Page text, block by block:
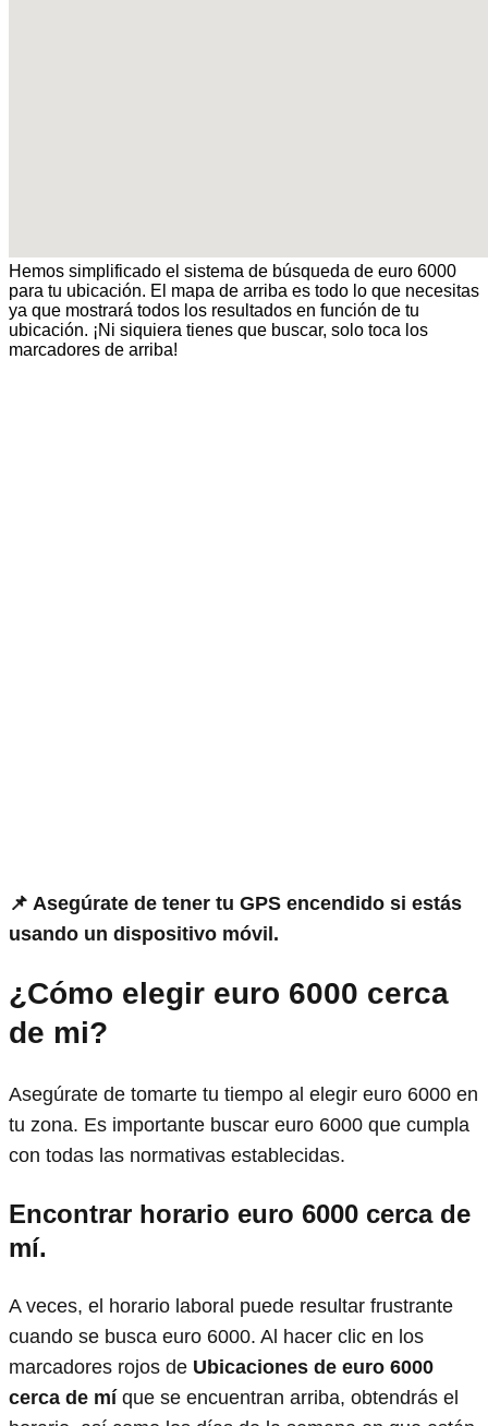
Hemos simplificado el sistema de búsqueda de euro 6000
para tu ubicación. El mapa de arriba es todo lo que necesitas
ya que mostrará todos los resultados en función de tu
ubicación. ¡Ni siquiera tienes que buscar, solo toca los
marcadores de arriba!
📌 Asegúrate de tener tu GPS encendido si estás
usando un dispositivo móvil.
¿Cómo elegir euro 6000 cerca
de mi?
Asegúrate de tomarte tu tiempo al elegir euro 6000 en
tu zona. Es importante buscar euro 6000 que cumpla
con todas las normativas establecidas.
Encontrar horario euro 6000 cerca de
mí.
A veces, el horario laboral puede resultar frustrante
cuando se busca euro 6000. Al hacer clic en los
marcadores rojos de Ubicaciones de euro 6000
cerca de mí que se encuentran arriba, obtendrás el